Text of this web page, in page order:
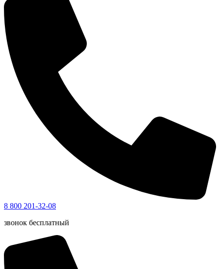
8 800 201-32-08
звонок бесплатный